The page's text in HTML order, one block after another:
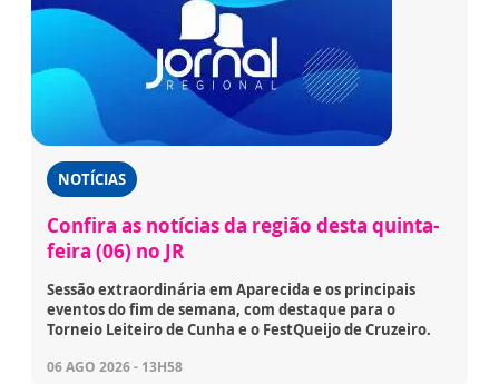
NOTÍCIAS
Confira as notícias da região desta quinta-
feira (06) no JR
Sessão extraordinária em Aparecida e os principais
eventos do fim de semana, com destaque para o
Torneio Leiteiro de Cunha e o FestQueijo de Cruzeiro.
06 AGO 2026 - 13H58